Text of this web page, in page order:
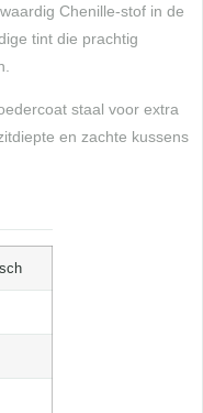
Chenille-stof in de
tint die prachtig
staal voor extra
en zachte kussens